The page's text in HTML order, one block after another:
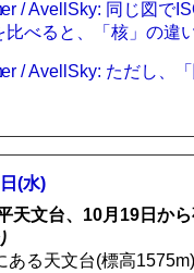
/ AvellSky: 同じ図で
比べると、「核」の違
/ AvellSky: ただし、
(水)
天文台、10月19日か
ある天文台(標高